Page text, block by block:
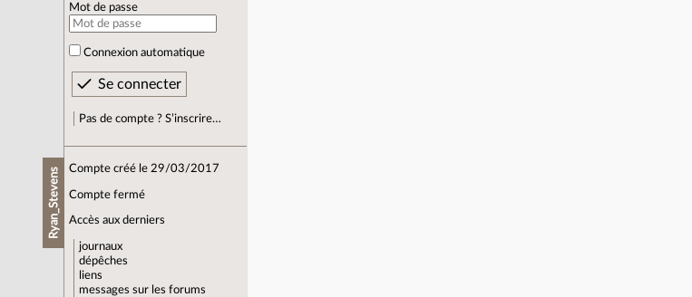
Mot de passe
Connexion automatique
Pas de compte ? S’inscrire…
Ryan_Stevens Compte créé le 29/03/2017
Compte fermé
Accès aux derniers
journaux
dépêches
liens
messages sur les forums